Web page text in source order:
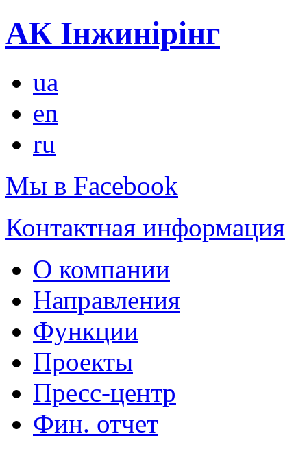
АК Інжинірінг
ua
en
ru
Мы в Facebook
Контактная информация
О компании
Направления
Функции
Проекты
Пресс-центр
Фин. отчет